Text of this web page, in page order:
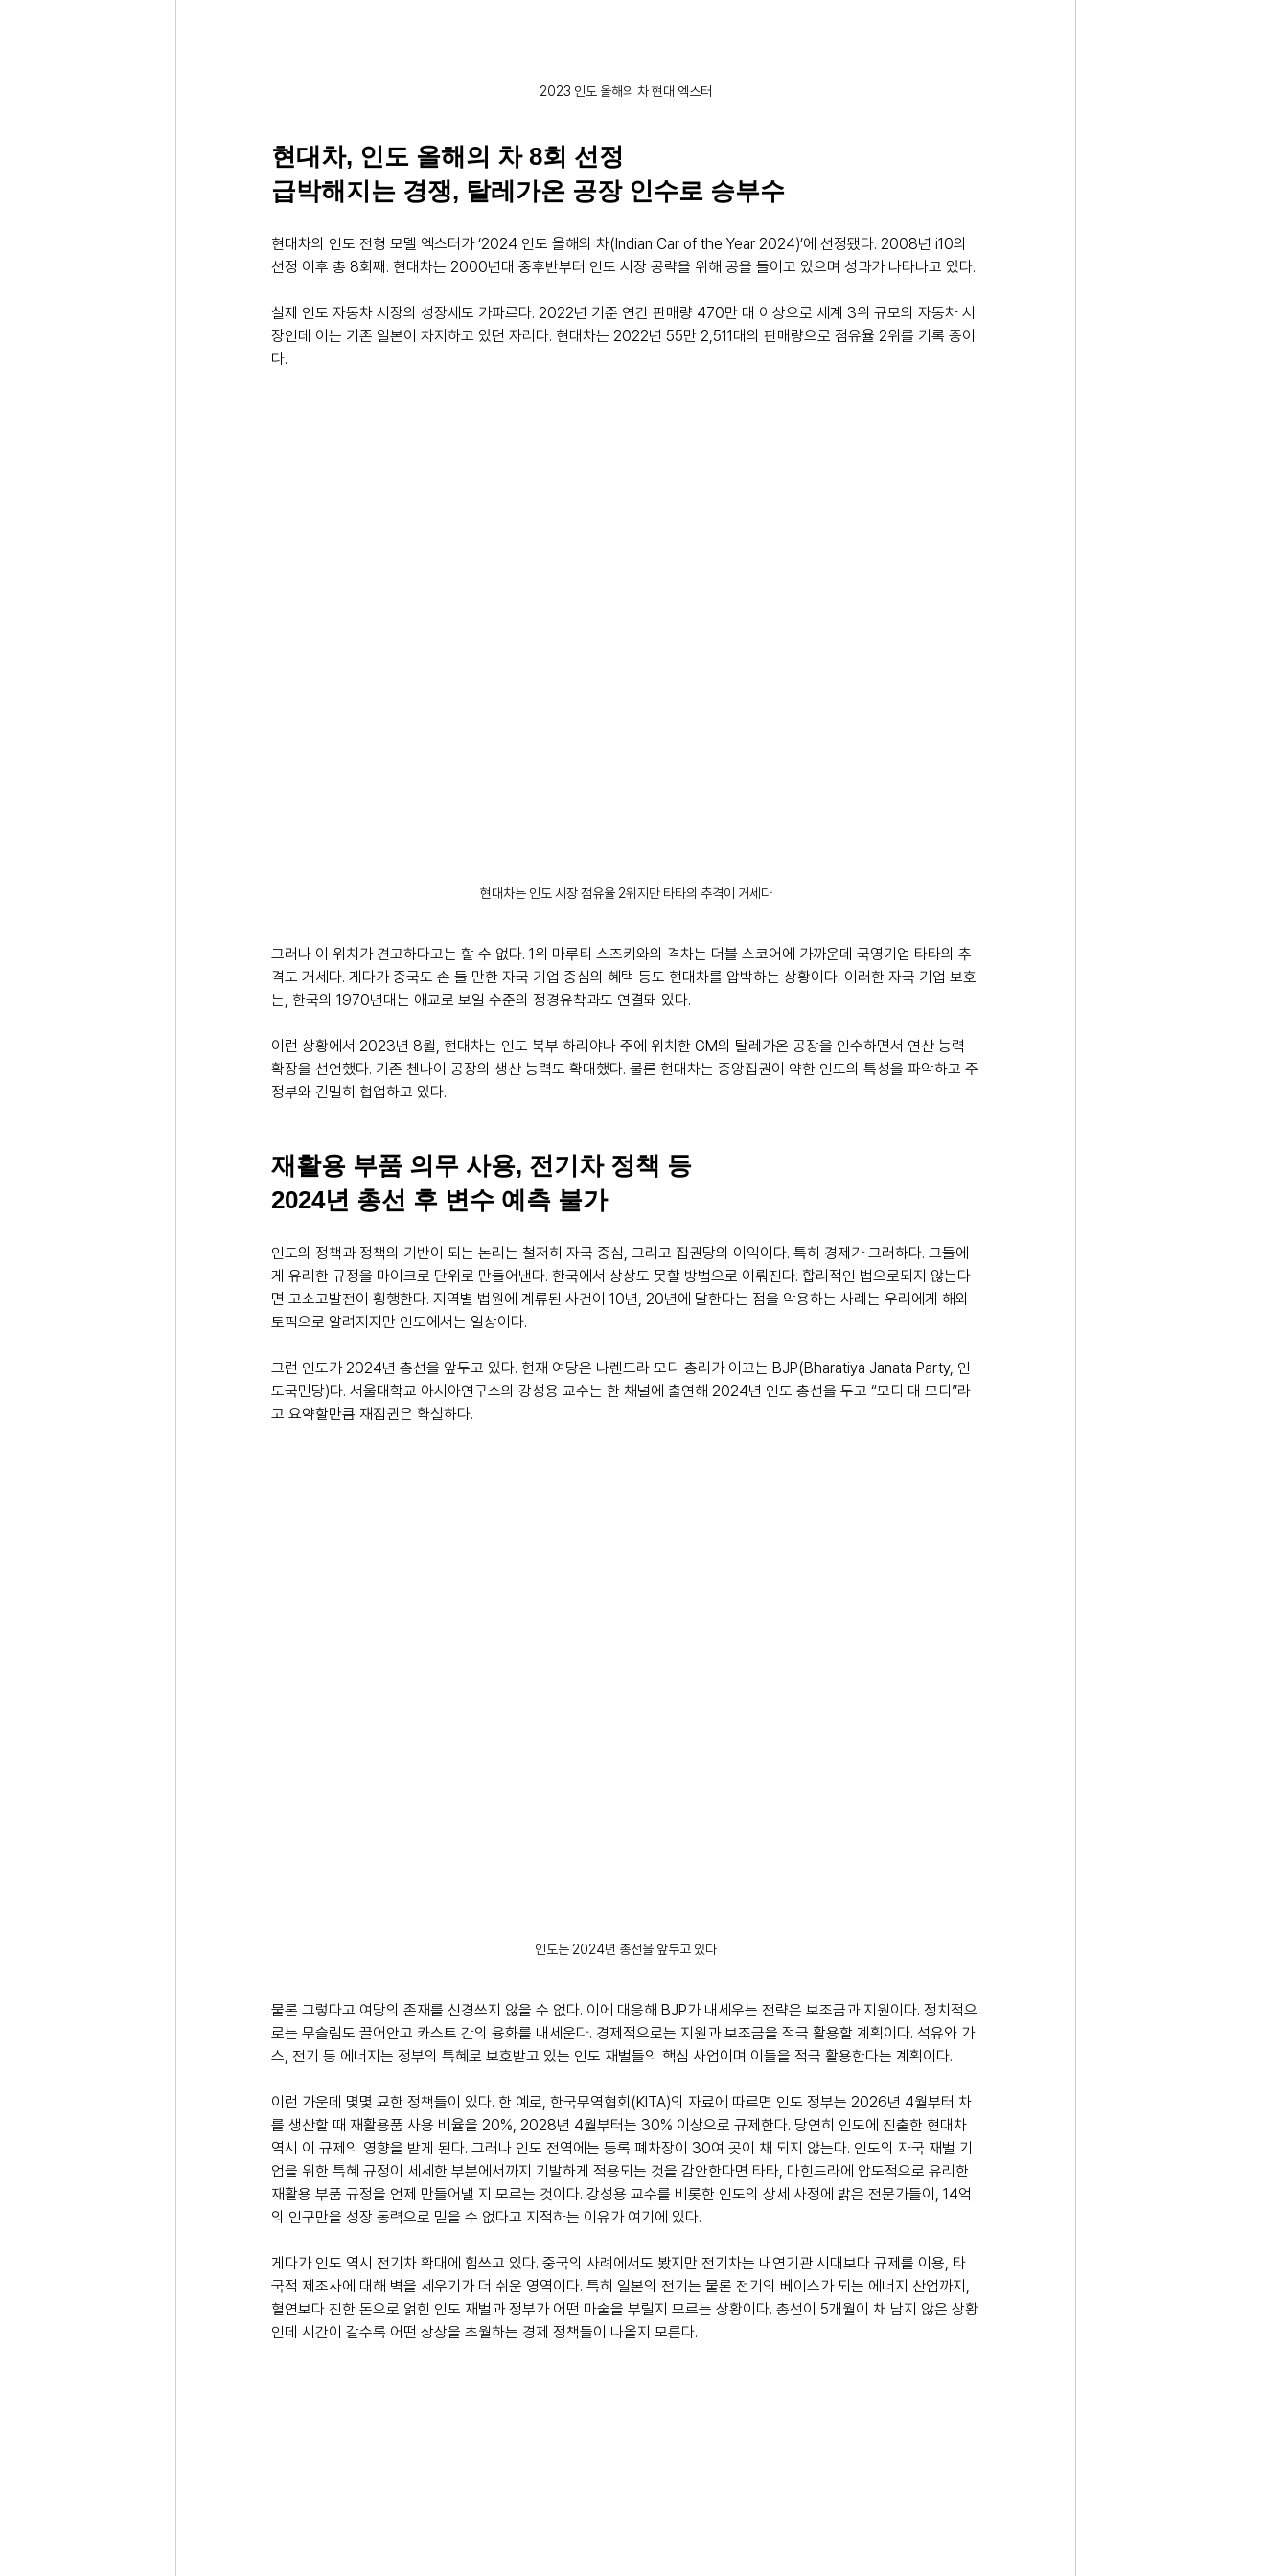
2023 인도 올해의 차 현대 엑스터
현대차, 인도 올해의 차 8회 선정
급박해지는 경쟁, 탈레가온 공장 인수로 승부수
현대차의 인도 전형 모델 엑스터가 ‘2024 인도 올해의 차(Indian Car of the Year 2024)’에 선정됐다. 2008년 i10의
선정 이후 총 8회째. 현대차는 2000년대 중후반부터 인도 시장 공략을 위해 공을 들이고 있으며 성과가 나타나고 있다.
실제 인도 자동차 시장의 성장세도 가파르다. 2022년 기준 연간 판매량 470만 대 이상으로 세계 3위 규모의 자동차 시
장인데 이는 기존 일본이 차지하고 있던 자리다. 현대차는 2022년 55만 2,511대의 판매량으로 점유율 2위를 기록 중이
다.
현대차는 인도 시장 점유율 2위지만 타타의 추격이 거세다
그러나 이 위치가 견고하다고는 할 수 없다. 1위 마루티 스즈키와의 격차는 더블 스코어에 가까운데 국영기업 타타의 추
격도 거세다. 게다가 중국도 손 들 만한 자국 기업 중심의 혜택 등도 현대차를 압박하는 상황이다. 이러한 자국 기업 보호
는, 한국의 1970년대는 애교로 보일 수준의 정경유착과도 연결돼 있다.
이런 상황에서 2023년 8월, 현대차는 인도 북부 하리야나 주에 위치한 GM의 탈레가온 공장을 인수하면서 연산 능력
확장을 선언했다. 기존 첸나이 공장의 생산 능력도 확대했다. 물론 현대차는 중앙집권이 약한 인도의 특성을 파악하고 주
정부와 긴밀히 협업하고 있다.
재활용 부품 의무 사용, 전기차 정책 등
2024년 총선 후 변수 예측 불가
인도의 정책과 정책의 기반이 되는 논리는 철저히 자국 중심, 그리고 집권당의 이익이다. 특히 경제가 그러하다. 그들에
게 유리한 규정을 마이크로 단위로 만들어낸다. 한국에서 상상도 못할 방법으로 이뤄진다. 합리적인 법으로되지 않는다
면 고소고발전이 횡행한다. 지역별 법원에 계류된 사건이 10년, 20년에 달한다는 점을 악용하는 사례는 우리에게 해외
토픽으로 알려지지만 인도에서는 일상이다.
그런 인도가 2024년 총선을 앞두고 있다. 현재 여당은 나렌드라 모디 총리가 이끄는 BJP(Bharatiya Janata Party, 인
도국민당)다. 서울대학교 아시아연구소의 강성용 교수는 한 채널에 출연해 2024년 인도 총선을 두고 “모디 대 모디”라
고 요약할만큼 재집권은 확실하다.
인도는 2024년 총선을 앞두고 있다
물론 그렇다고 여당의 존재를 신경쓰지 않을 수 없다. 이에 대응해 BJP가 내세우는 전략은 보조금과 지원이다. 정치적으
로는 무슬림도 끌어안고 카스트 간의 융화를 내세운다. 경제적으로는 지원과 보조금을 적극 활용할 계획이다. 석유와 가
스, 전기 등 에너지는 정부의 특혜로 보호받고 있는 인도 재벌들의 핵심 사업이며 이들을 적극 활용한다는 계획이다.
이런 가운데 몇몇 묘한 정책들이 있다. 한 예로, 한국무역협회(KITA)의 자료에 따르면 인도 정부는 2026년 4월부터 차
를 생산할 때 재활용품 사용 비율을 20%, 2028년 4월부터는 30% 이상으로 규제한다. 당연히 인도에 진출한 현대차
역시 이 규제의 영향을 받게 된다. 그러나 인도 전역에는 등록 폐차장이 30여 곳이 채 되지 않는다. 인도의 자국 재벌 기
업을 위한 특혜 규정이 세세한 부분에서까지 기발하게 적용되는 것을 감안한다면 타타, 마힌드라에 압도적으로 유리한
재활용 부품 규정을 언제 만들어낼 지 모르는 것이다. 강성용 교수를 비롯한 인도의 상세 사정에 밝은 전문가들이, 14억
의 인구만을 성장 동력으로 믿을 수 없다고 지적하는 이유가 여기에 있다.
게다가 인도 역시 전기차 확대에 힘쓰고 있다. 중국의 사례에서도 봤지만 전기차는 내연기관 시대보다 규제를 이용, 타
국적 제조사에 대해 벽을 세우기가 더 쉬운 영역이다. 특히 일본의 전기는 물론 전기의 베이스가 되는 에너지 산업까지,
혈연보다 진한 돈으로 얽힌 인도 재벌과 정부가 어떤 마술을 부릴지 모르는 상황이다. 총선이 5개월이 채 남지 않은 상황
인데 시간이 갈수록 어떤 상상을 초월하는 경제 정책들이 나올지 모른다.